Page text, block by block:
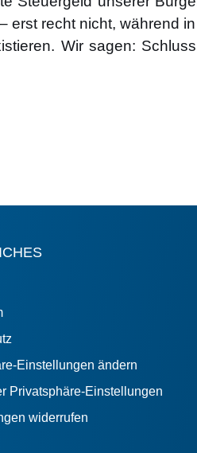
erst recht nicht, wäh­rend
Wir sagen:
Einstellungen ändern
Privatsphäre-Einstellungen
widerrufen